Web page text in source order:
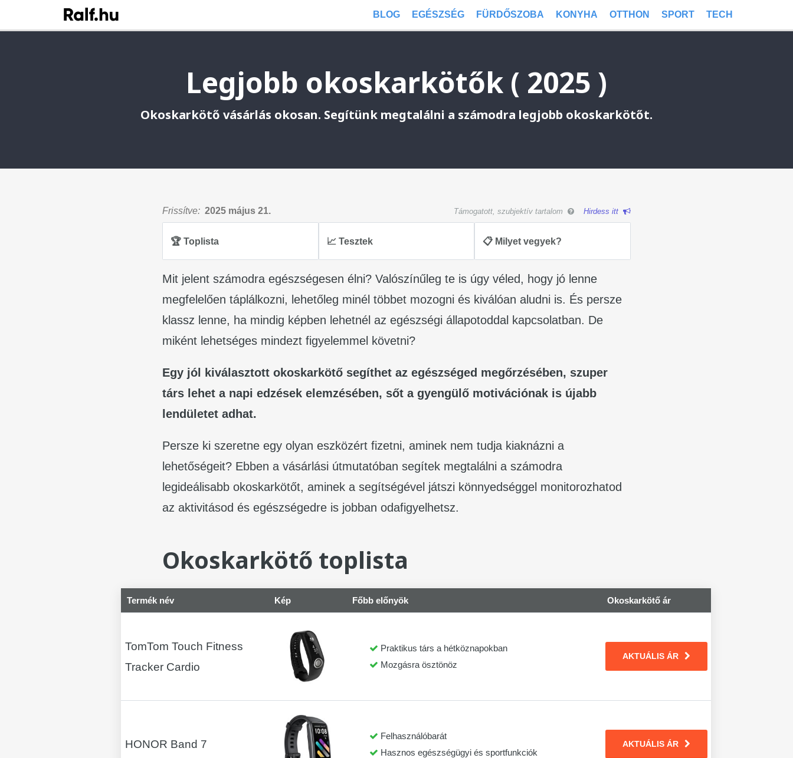
BLOG EGÉSZSÉG FÜRDŐSZOBA KONYHA OTTHON SPORT TECH
Legjobb okoskarkötők ( 2025 )
Okoskarkötő vásárlás okosan. Segítünk megtalálni a számodra legjobb okoskarkötőt.
Frissítve: 2025 május 21. Támogatott, szubjektív tartalom Hirdess itt
🏆 Toplista 📈 Tesztek 📋 Milyet vegyek?
Mit jelent számodra egészségesen élni? Valószínűleg te is úgy véled, hogy jó lenne
megfelelően táplálkozni, lehetőleg minél többet mozogni és kiválóan aludni is. És persze
klassz lenne, ha mindig képben lehetnél az egészségi állapotoddal kapcsolatban. De
miként lehetséges mindezt figyelemmel követni?
Egy jól kiválasztott okoskarkötő segíthet az egészséged megőrzésében, szuper
társ lehet a napi edzések elemzésében, sőt a gyengülő motivációnak is újabb
lendületet adhat.
Persze ki szeretne egy olyan eszközért fizetni, aminek nem tudja kiaknázni a
lehetőségeit? Ebben a vásárlási útmutatóban segítek megtalálni a számodra
legideálisabb okoskarkötőt, aminek a segítségével játszi könnyedséggel monitorozhatod
az aktivitásod és egészségedre is jobban odafigyelhetsz.
Okoskarkötő toplista
Termék név Kép Főbb előnyök Okoskarkötő ár
TomTom Touch Fitness
Tracker Cardio
Praktikus társ a hétköznapokban
Mozgásra ösztönöz
AKTUÁLIS ÁR
HONOR Band 7
Felhasználóbarát
Hasznos egészségügyi és sportfunkciók
AKTUÁLIS ÁR